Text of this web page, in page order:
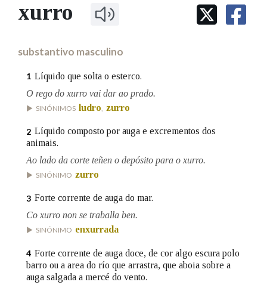
IDENTIDADE CORPORATIVA
MARCIAL DEL ADALID
FIGURAS HOMENAXEADAS
PORTAL DAS PALABRAS
Facebook
TwitterYoutubeInstagram
Bluesky
BUSCAR NOS LEMAS
Remata por
Contén
Nos exemplos
xurro
substantivo masculino
1 Líquido que solta o esterco.
O rego do xurro vai dar ao prado.
SINÓNIMOS ludro zurro
2 Líquido composto por auga e excrementos dos
animais.
Ao lado da corte teñen o depósito para o xurro.
SINÓNIMO zurro
3 Forte corrente de auga do mar.
Co xurro non se traballa ben.
SINÓNIMO enxurrada
4 Forte corrente de auga doce, de cor algo escura polo
barro ou a area do río que arrastra, que aboia sobre a
auga salgada a mercé do vento.